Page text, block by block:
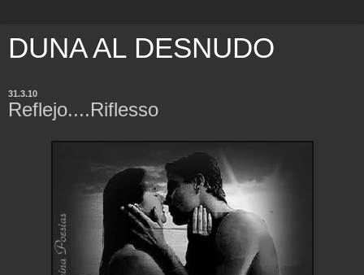
DUNA AL DESNUDO
31.3.10
Reflejo....Riflesso